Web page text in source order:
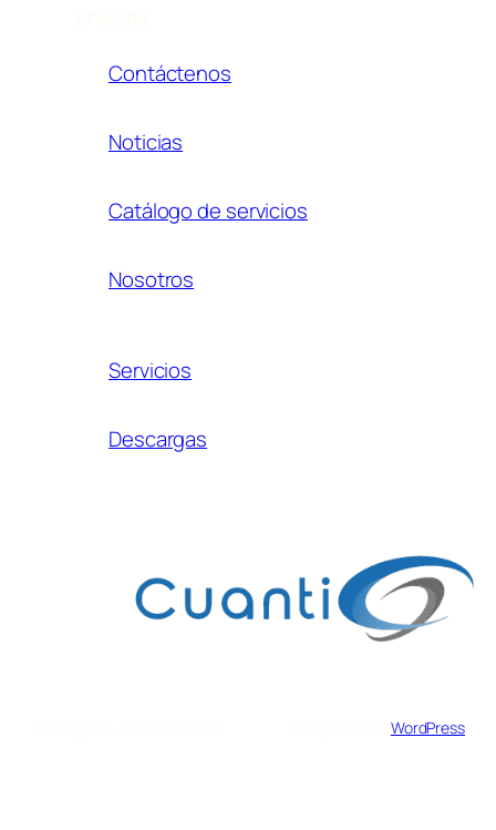
Contáctenos
Noticias
Catálogo de servicios
Nosotros
Servicios
Descargas
WordPress